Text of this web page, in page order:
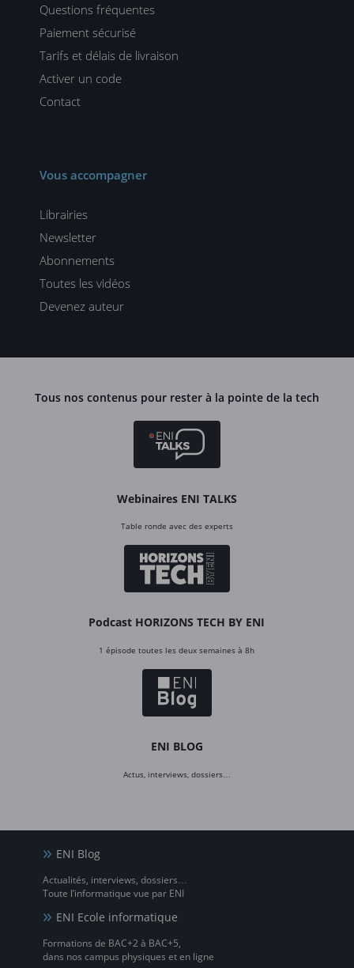
Questions fréquentes
Paiement sécurisé
Tarifs et délais de livraison
Activer un code
Contact
Vous accompagner
Librairies
Newsletter
Abonnements
Toutes les vidéos
Devenez auteur
Tous nos contenus pour rester à la pointe de la tech
Webinaires ENI TALKS
Table ronde avec des experts
Podcast HORIZONS TECH BY ENI
1 épisode toutes les deux semaines à 8h
ENI BLOG
Actus, interviews, dossiers…
ENI Blog
Actualités, interviews, dossiers…
Toute l’informatique vue par ENI
ENI Ecole informatique
Formations de BAC+2 à BAC+5,
dans nos campus physiques et en ligne